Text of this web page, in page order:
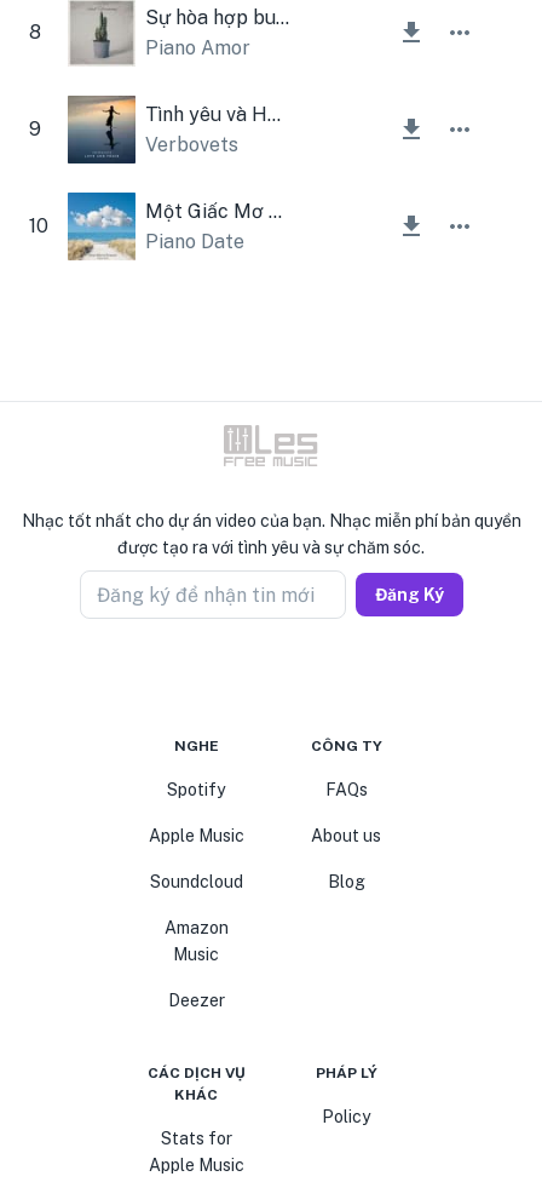
8
Sự hòa hợp buồn
Piano Amor
9
Tình yêu và Hòa bình
Verbovets
10
Một Giấc Mơ Nữa
Piano Date
Nhạc tốt nhất cho dự án video của bạn. Nhạc miễn phí bản quyền
được tạo ra với tình yêu và sự chăm sóc.
Đăng ký để nhận tin mới Đăng Ký
NGHE
Spotify
Apple Music
Soundcloud
Amazon
Music
Deezer
CÔNG TY
FAQs
About us
Blog
CÁC DỊCH VỤ
KHÁC
Stats for
Apple Music
PHÁP LÝ
Policy